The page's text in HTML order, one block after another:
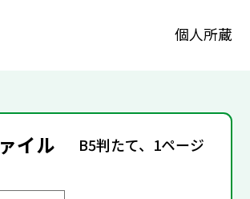
個人所蔵
イル B5判たて、1ページ